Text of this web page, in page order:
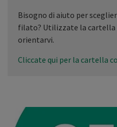
Bisogno di aiuto per
filato? Utilizzate la
orientarvi.
Cliccate qui per la cartella